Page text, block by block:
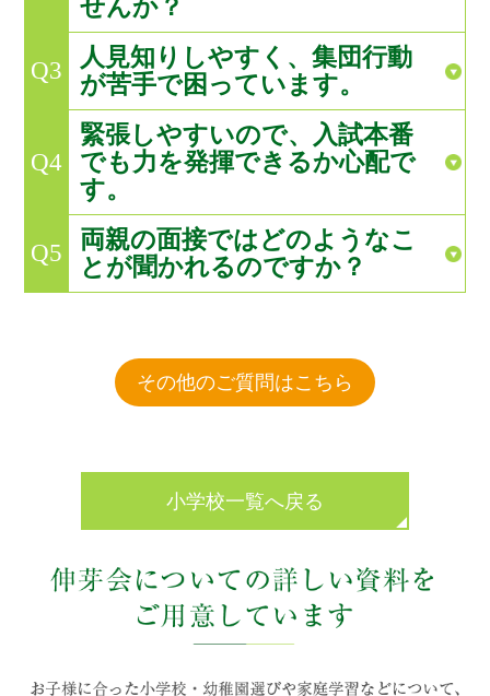
せんか？
Q3
人見知りしやすく、集団行動
が苦手で困っています。
Q4
緊張しやすいので、入試本番
でも力を発揮できるか心配で
す。
Q5
両親の面接ではどのようなこ
とが聞かれるのですか？
その他のご質問はこちら
小学校一覧へ戻る